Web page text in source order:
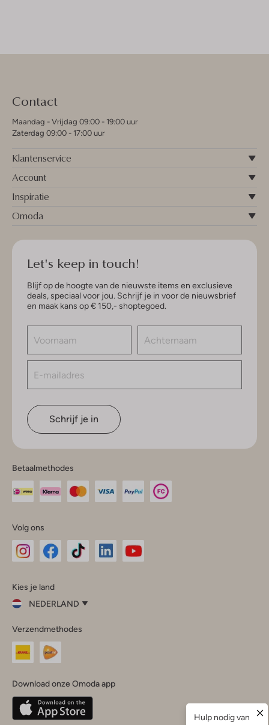
Contact
Maandag - Vrijdag 09:00 - 19:00 uur
Zaterdag 09:00 - 17:00 uur
Klantenservice
Account
Inspiratie
Omoda
Let's keep in touch!
Blijf op de hoogte van de nieuwste items en exclusieve
deals, speciaal voor jou. Schrijf je in voor de nieuwsbrief
en maak kans op € 150,- shoptegoed.
Schrijf je in
Betaalmethodes
Volg ons
InstagramFacebook
Kies je land
NEDERLAND
je
land
Nederland
Belgique(Français)
Deutschland
Verzendmethodes
Download onze Omoda app